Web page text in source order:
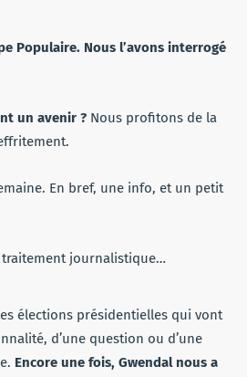
augmenter
Populaire. Nous l’avons interrogé
un avenir ? Nous profitons de la
En bref, une info, et un petit
traitement journalistique…
élections présidentielles qui vont
d’une question ou d’une
Encore une fois, Gwendal nous a